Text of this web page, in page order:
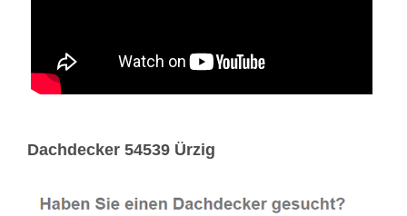
Dachdecker 54539 Ürzig